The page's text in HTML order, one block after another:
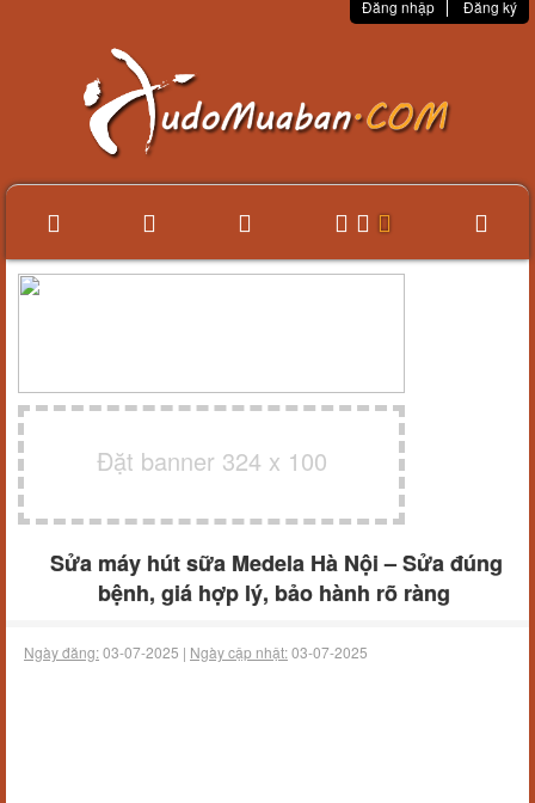
Đăng nhập Đăng ký
Đặt banner 324 x 100
Sửa máy hút sữa Medela Hà Nội – Sửa đúng
bệnh, giá hợp lý, bảo hành rõ ràng
Ngày đăng:03-07-2025 | Ngày cập nhật:03-07-2025